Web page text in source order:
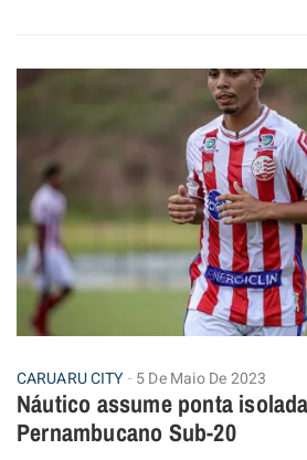
CARUARU CITY 5 De Maio De 2023
Náutico assume ponta
Pernambucano Sub-20